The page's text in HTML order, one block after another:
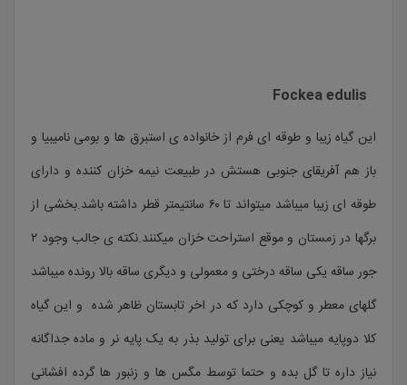
Fockea edulis
این گیاه زیبا و طوقه ای فرم از خانواده ی استبرق ها و بومی نامیبیا و
باز هم آفریقای جنوبی هستش در طبیعت نیمه خزان کننده و دارای
طوقه ای زیبا میباشد میتواند تا ۶۰ سانتیمتر قطر داشته باشد.بخشی از
برگها در زمستان و موقع استراحت خزان میکنند.نکته ی جالب وجود ۲
جور ساقه یکی ساقه درختی و معمولی و دیگری ساقه بالا رونده میباشد
گلهای معطر و کوچکی دارد که در اخر تابستان ظاهر شده و این گیاه
کلا دوپایه میباشد یعنی برای تولید بذر به یک پایه نر و ماده جداگانه
نیاز داره تا گل بده و حتما توسط مگس ها و زنبور ها گرده افشانی